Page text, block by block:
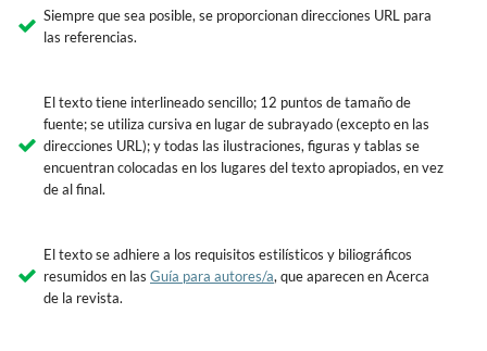
Siempre que sea posible, se proporcionan direcciones URL para
las referencias.
El texto tiene interlineado sencillo; 12 puntos de tamaño de
fuente; se utiliza cursiva en lugar de subrayado (excepto en las
direcciones URL); y todas las ilustraciones, figuras y tablas se
encuentran colocadas en los lugares del texto apropiados, en vez
de al final.
El texto se adhiere a los requisitos estilísticos y biliográficos
resumidos en las Guía para autores/a, que aparecen en Acerca
de la revista.